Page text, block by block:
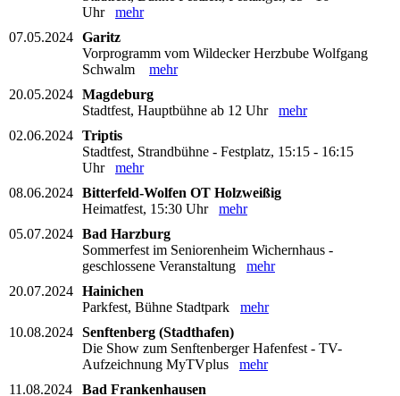
Uhr mehr
07.05.2024 Garitz
Vorprogramm vom Wildecker Herzbube Wolfgang
Schwalm mehr
20.05.2024 Magdeburg
Stadtfest, Hauptbühne ab 12 Uhr mehr
02.06.2024 Triptis
Stadtfest, Strandbühne - Festplatz, 15:15 - 16:15
Uhr mehr
08.06.2024 Bitterfeld-Wolfen OT Holzweißig
Heimatfest, 15:30 Uhr mehr
05.07.2024 Bad Harzburg
Sommerfest im Seniorenheim Wichernhaus -
geschlossene Veranstaltung mehr
20.07.2024 Hainichen
Parkfest, Bühne Stadtpark mehr
10.08.2024 Senftenberg (Stadthafen)
Die Show zum Senftenberger Hafenfest - TV-
Aufzeichnung MyTVplus mehr
11.08.2024
Bad Frankenhausen